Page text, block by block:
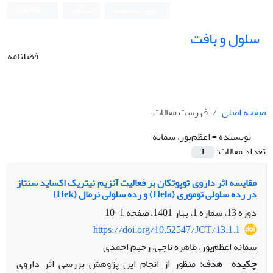
سلول و بافت
فصلنامه
صفحه اصلی
فهرست مقالات
نویسنده =اعظم‌پور، سمانه
تعداد مقالات:
1
مقایسه اثر داروی توپوتکان بر فعالیت آنزیم نیتریک ‌اکساید سنتاز
در رده سلولی توموری (Hela) و رده سلولی نرمال (Hek)
دوره 13، شماره 1، بهار 1401، صفحه
1-10
https://doi.org/10.52547/JCT/13.1.1
سمانه اعظم‌پور، طاهره ناجی، رحیم احمدی
چکیده هدف: منظور از انجام این پژوهش بررسی اثر داروی